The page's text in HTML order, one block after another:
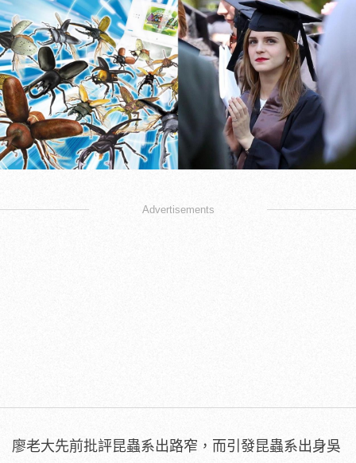
Advertisements
廖老大先前批評昆蟲系出路窄，而引發昆蟲系出身吳
3
c